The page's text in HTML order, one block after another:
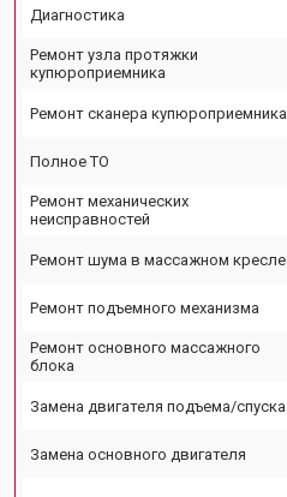
Диагностика
Ремонт узла протяжки
купюроприемника
Ремонт сканера купюроприемника
Полное ТО
Ремонт механических
неисправностей
Ремонт шума в массажном кресле
Ремонт подъемного механизма
Ремонт основного массажного
блока
Замена двигателя подъема/спуска
Замена основного двигателя